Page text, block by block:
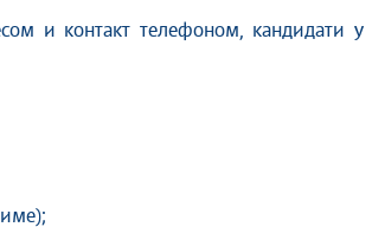
и контакт телефоном, кандидати у